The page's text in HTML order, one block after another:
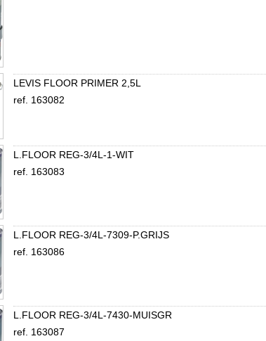
LEVIS FLOOR PRIMER 2,5L
ref. 163082
L.FLOOR REG-3/4L-1-WIT
ref. 163083
L.FLOOR REG-3/4L-7309-P.GRIJS
ref. 163086
L.FLOOR REG-3/4L-7430-MUISGR
ref. 163087